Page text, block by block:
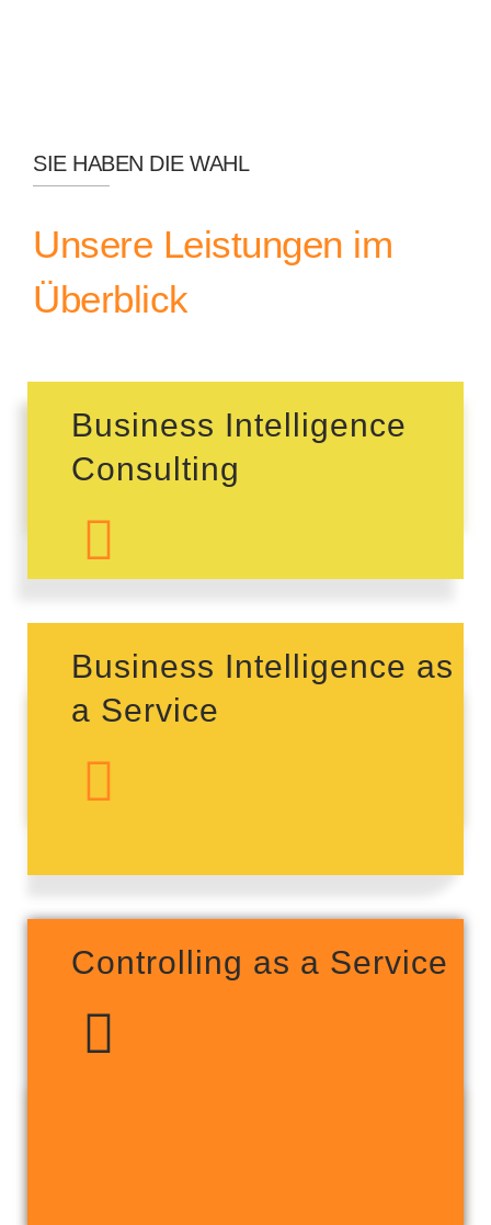
SIE HABEN DIE WAHL
Unsere Leistungen im
Überblick
Business Intelligence
Consulting
Business Intelligence as
a Service
Controlling as a Service